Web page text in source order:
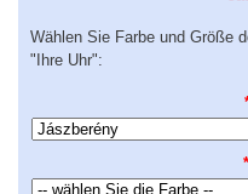
Wählen Sie Farbe und Größe
"Ihre Uhr":
*